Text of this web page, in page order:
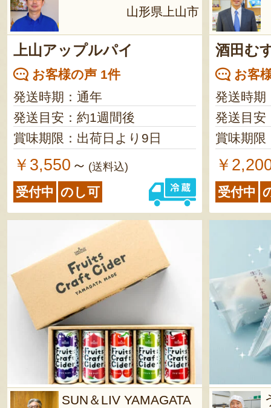
山形県上山市
上山アップルパイ
お客様の声 1件
発送時期：通年
発送目安：約1週間後
賞味期限：出荷日より9日
￥3,550 ～ (送料込)
受付中 のし可
酒田む
お客
発送時期
発送目安
賞味期限
￥
受付中
SUN＆LIV YAMAGATA